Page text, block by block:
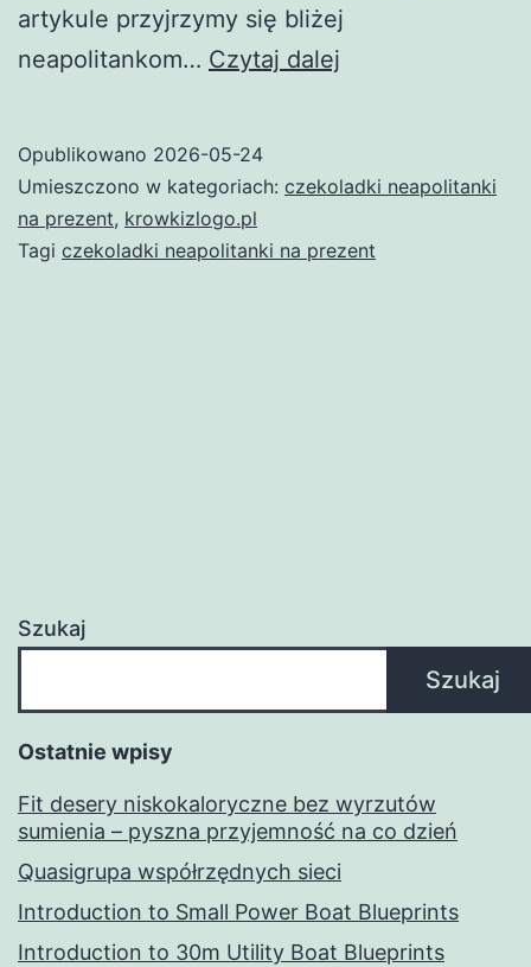
artykule przyjrzymy się bliżej
neapolitankom… Czytaj dalej
prezent
słodki
Opublikowano 2026-05-24
Umieszczono w kategoriach: czekoladki neapolitanki
na prezent, krowkizlogo.pl
Tagi czekoladki neapolitanki na prezent
Szukaj
Szukaj
Ostatnie wpisy
Fit desery niskokaloryczne bez wyrzutów
sumienia – pyszna przyjemność na co dzień
Quasigrupa współrzędnych sieci
Introduction to Small Power Boat Blueprints
Introduction to 30m Utility Boat Blueprints